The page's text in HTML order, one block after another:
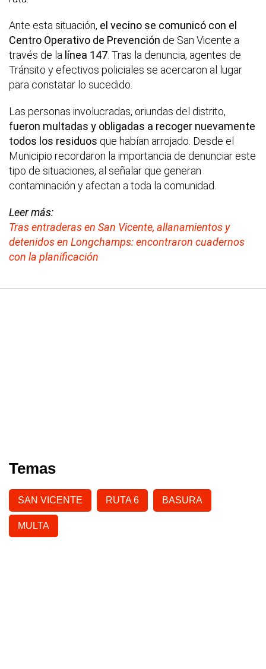
Ante esta situación, el vecino se comunicó con el
Centro Operativo de Prevención de San Vicente a
través de la línea 147 . Tras la denuncia, agentes de
Tránsito y efectivos policiales se acercaron al lugar
para constatar lo sucedido.
Las personas involucradas, oriundas del distrito,
fueron multadas y obligadas a recoger nuevamente
todos los residuos que habían arrojado. Desde el
Municipio recordaron la importancia de denunciar este
tipo de situaciones, al señalar que generan
contaminación y afectan a toda la comunidad.
Leer más:
Tras entraderas en San Vicente, allanamientos y
detenidos en Longchamps: encontraron cuadernos
con la planificación
Temas
SAN VICENTE RUTA 6 BASURA
MULTA